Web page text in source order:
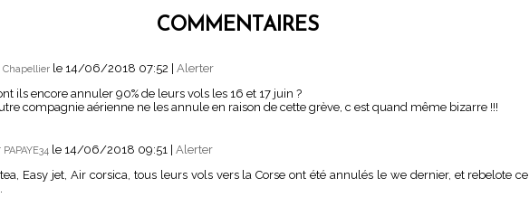
COMMENTAIRES
Chapellier le 14/06/2018 07:52
Alerter
ils encore annuler 90% de leurs vols les 16 et 17 juin ?
compagnie aérienne ne les annule en raison de cette grève, c est quand même bizarre !!!
PAPAYE34 le 14/06/2018 09:51 Alerter
Easy jet, Air corsica, tous leurs vols vers la Corse ont été annulés le we dernier, et rebelote ce